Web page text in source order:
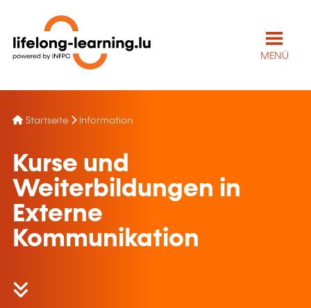
MENÜ
Startseite Information
Kurse und
Weiterbildungen in
Externe
Kommunikation